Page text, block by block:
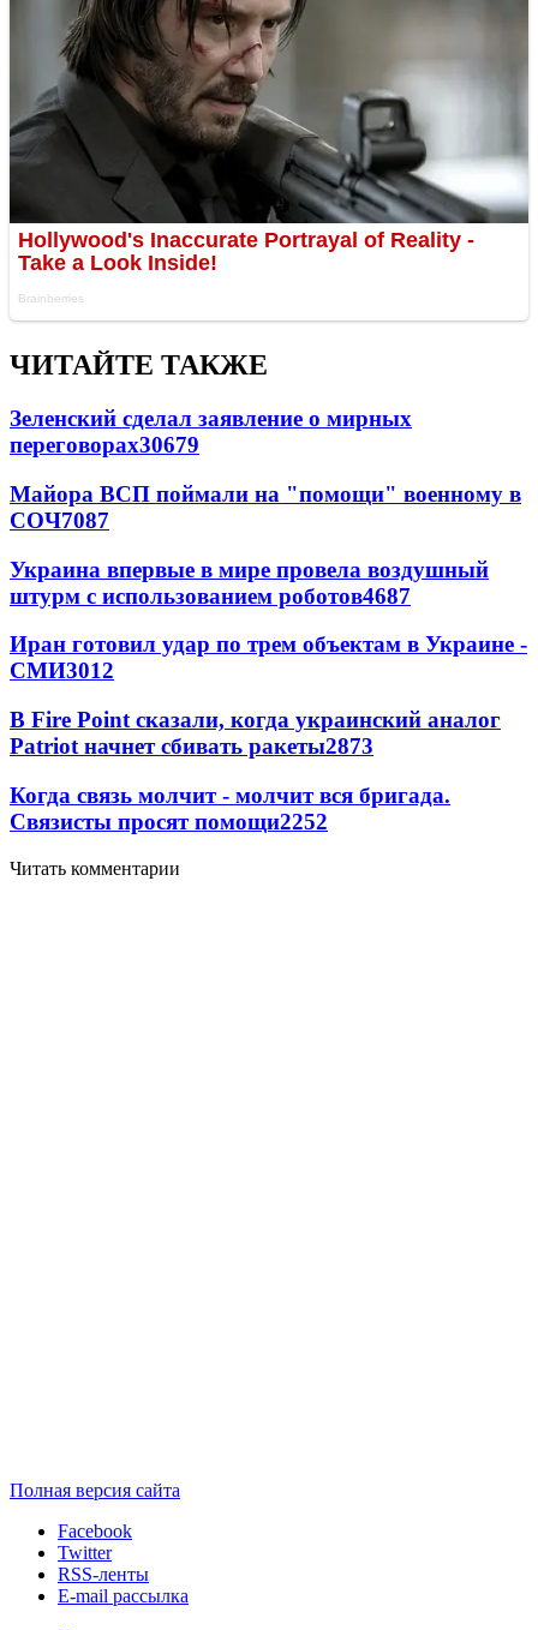
ЧИТАЙТЕ ТАКЖЕ
Зеленский сделал заявление о мирных
переговорах30679
Майора ВСП поймали на "помощи" военному в
СОЧ7087
Украина впервые в мире провела воздушный
штурм с использованием роботов4687
Иран готовил удар по трем объектам в Украине -
СМИ3012
В Fire Point сказали, когда украинский аналог
Patriot начнет сбивать ракеты2873
Когда связь молчит - молчит вся бригада.
Связисты просят помощи2252
Читать комментарии
Полная версия сайта
Facebook
Twitter
RSS-ленты
E-mail рассылка